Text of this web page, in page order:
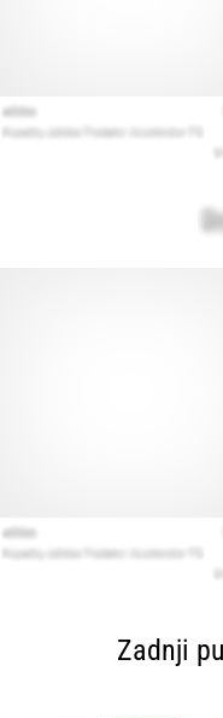
Zadnji